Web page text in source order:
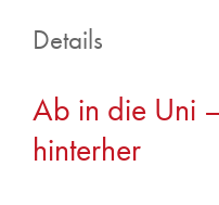
Details
Gl
Fahrten und Ausflüge
Ab in die Uni
hinterher